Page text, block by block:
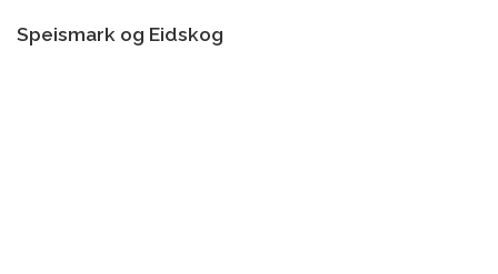
Speismark og Eidskog